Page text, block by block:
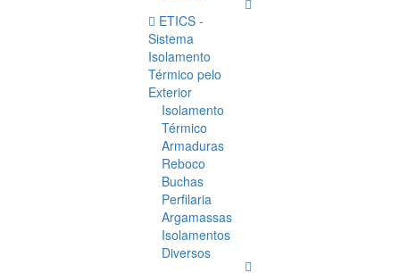
ETICS -
Sistema
Isolamento
Térmico pelo
Exterior
Isolamento
Térmico
Armaduras
Reboco
Buchas
Perfilaria
Argamassas
Isolamentos
Diversos